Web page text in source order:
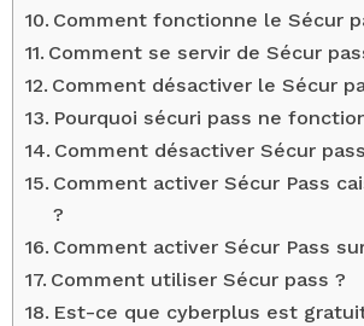
Comment fonctionne le Sécur
Comment se servir de Sécur
Comment désactiver le Sécur
Pourquoi sécuri pass ne
Comment désactiver Sécur
Comment activer Sécur Pass
?
Comment activer Sécur Pass
Comment utiliser Sécur pass ?
Est-ce que cyberplus est